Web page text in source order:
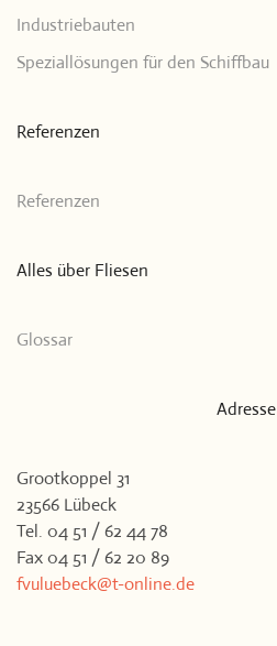
Industriebauten
Speziallösungen für den Schiffbau
Referenzen
Referenzen
Alles über Fliesen
Glossar
Adresse
Grootkoppel 31
23566 Lübeck
Tel. 04 51 / 62 44 78
Fax 04 51 / 62 20 89
fvuluebeck@t-online.de